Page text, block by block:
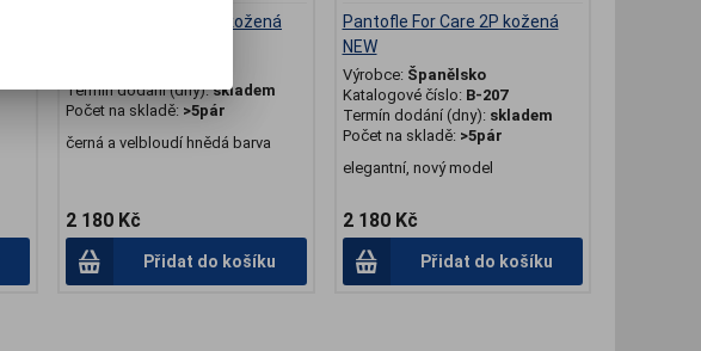
Pantofle For Care 2P kožená
Termín dodání (dny):skladem
Počet na skladě: >5pár
černá a velbloudí hnědá barva
2 180 Kč
Přidat do košíku
Pantofle For Care 2P kožená
NEW
Výrobce: Španělsko
Katalogové číslo: B-207
Termín dodání (dny): skladem
Počet na skladě: >5pár
elegantní, nový model
2 180 Kč
Přidat do košíku